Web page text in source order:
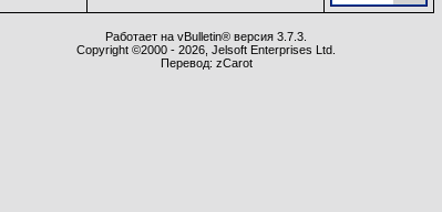
Работает на vBulletin® версия 3.7.3.
Copyright ©2000 - 2026, Jelsoft Enterprises Ltd.
Перевод: zCarot